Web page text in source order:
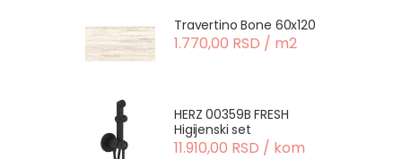
Travertino Bone 60x120
1.770,00 RSD / m2
HERZ 00359B FRESH
Higijenski set
11.910,00 RSD / kom